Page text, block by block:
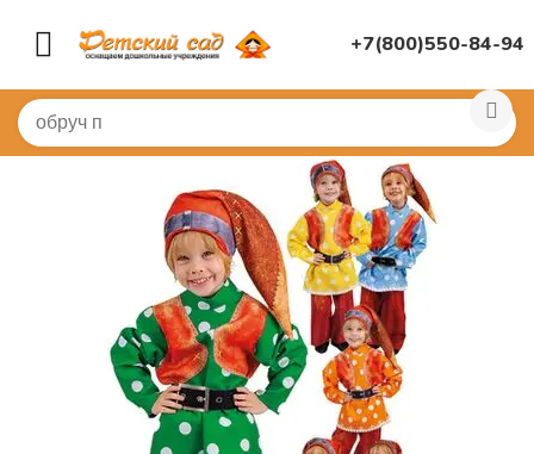
+7(800)550-84-94
Главная / Детские карнавальные костюмы